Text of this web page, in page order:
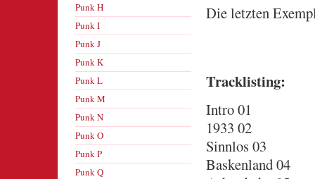
Punk H
Punk I
Punk J
Punk K
Punk L
Punk M
Punk N
Punk O
Punk P
Punk Q
Die letzten
Tracklisting:
Intro 01
1933 02
Sinnlos 03
Baskenland 04